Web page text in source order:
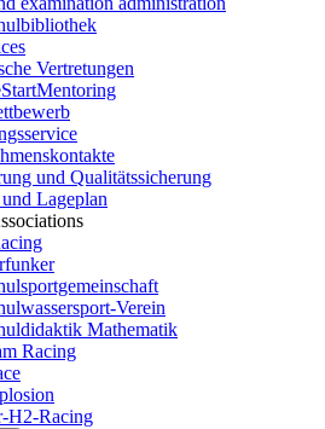
Vertretungen
und Qualitätssicherung
Lageplan
Verein
Mathematik
Racing
H2-Racing